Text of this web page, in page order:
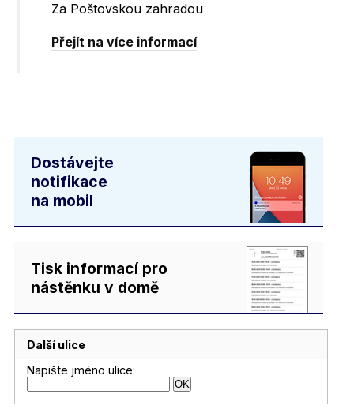
Za Poštovskou zahradou
Přejít na více informací
Dostávejte
notifikace
na mobil
Tisk informací pro
nástěnku v domě
Další ulice
Napište jméno ulice: